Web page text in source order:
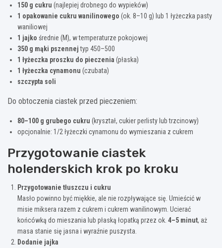
150 g cukru (najlepiej drobnego do wypieków)
1 opakowanie cukru wanilinowego (ok. 8–10 g) lub 1 łyżeczka pasty
waniliowej
1 jajko średnie (M), w temperaturze pokojowej
350 g mąki pszennejtyp 450–500
1 łyżeczka proszku do pieczenia (płaska)
1 łyżeczka cynamonu (czubata)
szczypta soli
Do obtoczenia ciastek przed pieczeniem:
80–100 g grubego cukru (kryształ, cukier perlisty lub trzcinowy)
opcjonalnie: 1/2 łyżeczki cynamonu do wymieszania z cukrem
Przygotowanie ciastek
holenderskich krok po kroku
Przygotowanie tłuszczu i cukru
Masło powinno być miękkie, ale nie rozpływające się. Umieścić w
misie miksera razem z cukrem i cukrem wanilinowym. Ucierać
końcówką do mieszania lub płaską łopatką przez ok. 4–5 minut, aż
masa stanie się jasna i wyraźnie puszysta.
Dodanie jajka